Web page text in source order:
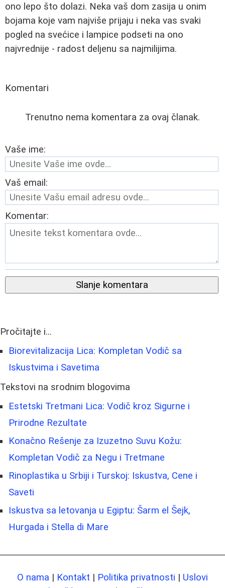
ono lepo što dolazi. Neka vaš dom zasija u onim
bojama koje vam najviše prijaju i neka vas svaki
pogled na svećice i lampice podseti na ono
najvrednije - radost deljenu sa najmilijima.
Komentari
Trenutno nema komentara za ovaj članak.
Vaše ime:
Vaš email:
Komentar:
Slanje komentara
Pročitajte i...
Biorevitalizacija Lica: Kompletan Vodič sa
Iskustvima i Savetima
Tekstovi na srodnim blogovima
Estetski Tretmani Lica: Vodič kroz Sigurne i
Prirodne Rezultate
Konačno Rešenje za Izuzetno Suvu Kožu:
Kompletan Vodič za Negu i Tretmane
Rinoplastika u Srbiji i Turskoj: Iskustva, Cene i
Saveti
Iskustva sa letovanja u Egiptu: Šarm el Šejk,
Hurgada i Stella di Mare
O nama | Kontakt | Politika privatnosti | Uslovi